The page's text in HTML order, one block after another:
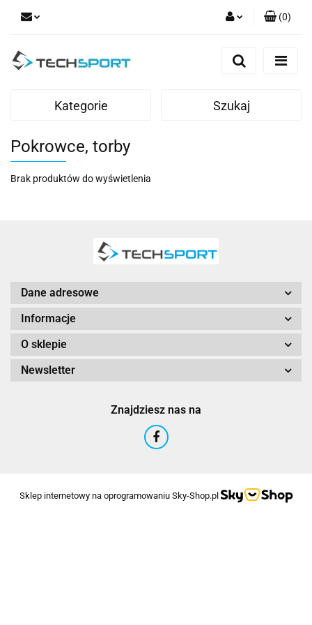
Zaloguj się
(0)
Kategorie Szukaj
Pokrowce, torby
Brak produktów do wyświetlenia
Dane adresowe
Informacje
O sklepie
Newsletter
Znajdziesz nas na
Sklep internetowy na oprogramowaniu Sky-Shop.pl